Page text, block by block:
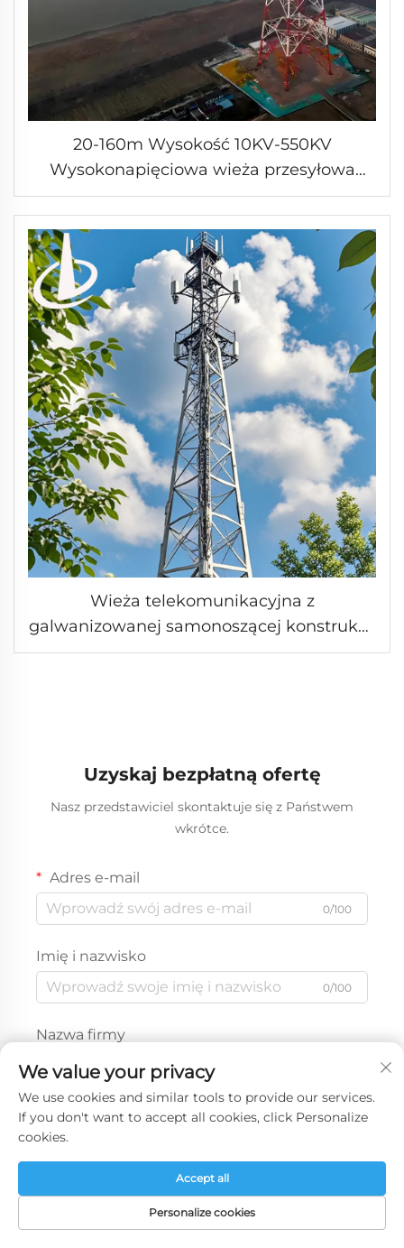
20-160m Wysokość 10KV-550KV
Wysokonapięciowa wieża przesyłowa
energii samopomocnica galwanizacja
ciepła wieża rurowaty
Wieża telekomunikacyjna z
galwanizowanej samonoszącej konstrukcji
kratownicowej dla 4G/5G z 3 lub 4 nogami
Uzyskaj bezpłatną ofertę
Nasz przedstawiciel skontaktuje się z Państwem
wkrótce.
Adres e-mail
0/100
Imię i nazwisko
0/100
Nazwa firmy
Wiadomość
We value your privacy
We use cookies and similar tools to provide our services.
If you don't want to accept all cookies, click Personalize
cookies.
Personalize cookies
Accept all